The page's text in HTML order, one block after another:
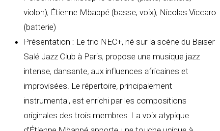
violon), Étienne Mbappé (basse, voix), Nicolas Viccaro
(batterie)
Présentation : Le trio NEC+, né sur la scène du Baiser
Salé Jazz Club à Paris, propose une musique jazz
intense, dansante, aux influences africaines et
improvisées. Le répertoire, principalement
instrumental, est enrichi par les compositions
originales des trois membres. La voix atypique